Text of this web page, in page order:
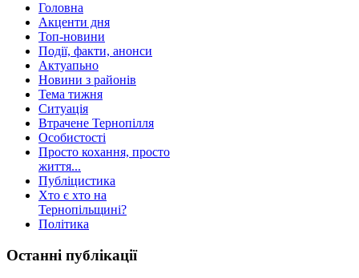
Головна
Акценти дня
Топ-новини
Події, факти, анонси
Актуапьно
Новини з районів
Тема тижня
Ситуація
Втрачене Тернопілля
Особистості
Просто кохання, просто
життя...
Публіцистика
Хто є хто на
Тернопільщині?
Політика
Останні публікації